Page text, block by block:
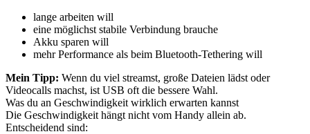
lange arbeiten will
eine möglichst stabile Verbindung brauche
Akku sparen will
mehr Performance als beim Bluetooth-Tethering will
Mein Tipp: Wenn du viel streamst, große Dateien lädst oder
Videocalls machst, ist USB oft die bessere Wahl.
Was du an Geschwindigkeit wirklich erwarten kannst
Die Geschwindigkeit hängt nicht vom Handy allein ab.
Entscheidend sind: